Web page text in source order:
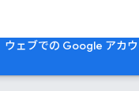
ウェブでの Google アカ